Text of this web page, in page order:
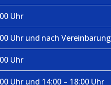
Uhr
Uhr und nach Vereinbarung
Uhr
Uhr und 14:00 – 18:00 Uhr